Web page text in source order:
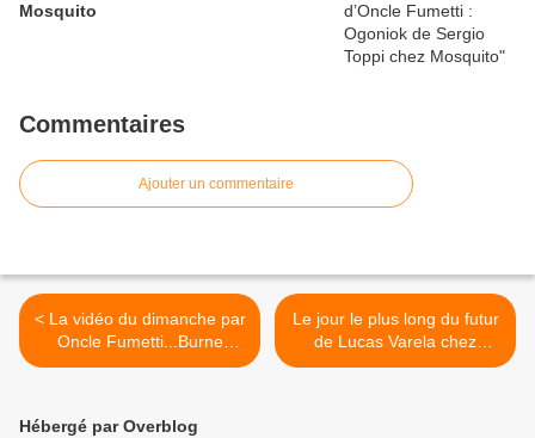
Mosquito
Commentaires
Ajouter un commentaire
< La vidéo du dimanche par
Oncle Fumetti...Burne
Hogarth, John Buscema et
Le jour le plus long du futur
de Lucas Varela chez
Delcourt. >
Hébergé par Overblog